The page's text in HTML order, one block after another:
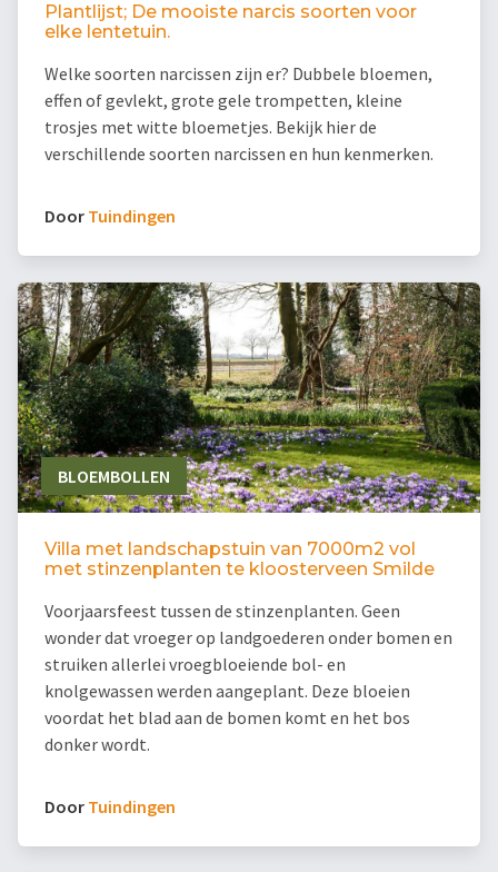
Plantlijst; De mooiste narcis soorten voor
elke lentetuin.
Welke soorten narcissen zijn er? Dubbele bloemen,
effen of gevlekt, grote gele trompetten, kleine
trosjes met witte bloemetjes. Bekijk hier de
verschillende soorten narcissen en hun kenmerken.
Door Tuindingen
BLOEMBOLLEN
Villa met landschapstuin van 7000m2 vol
met stinzenplanten te kloosterveen Smilde
Voorjaarsfeest tussen de stinzenplanten. Geen
wonder dat vroeger op landgoederen onder bomen en
struiken allerlei vroegbloeiende bol- en
knolgewassen werden aangeplant. Deze bloeien
voordat het blad aan de bomen komt en het bos
donker wordt.
Door Tuindingen